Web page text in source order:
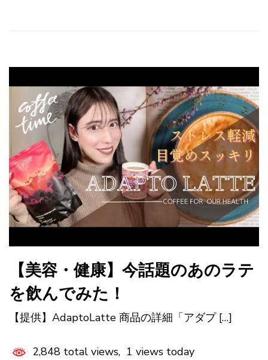
【美容・健康】今話題のあのラテ
を飲んでみた！
【提供】AdaptoLatte 商品の詳細「アダプ […]
2,848 total views, 1 views today